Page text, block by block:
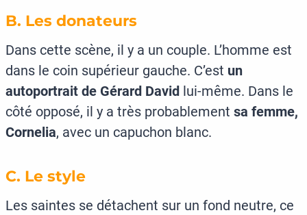
B. Les donateurs
Dans cette scène, il y a un couple. L’homme est
dans le coin supérieur gauche. C’est un
autoportrait de Gérard David lui-même. Dans le
côté opposé, il y a très probablement sa femme,
Cornelia, avec un capuchon blanc.
C. Le style
Les saintes se détachent sur un fond neutre, ce